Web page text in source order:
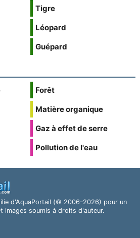
Tigre
Léopard
Guépard
Forêt
Matière organique
Gaz à effet de serre
Pollution de l'eau
d'AquaPortail (© 2006–2026) pour un
images soumis à droits d'auteur.